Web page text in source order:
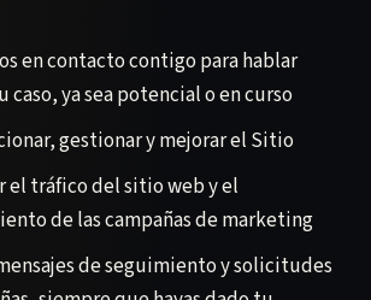
en contacto contigo para hablar
caso, ya sea potencial o en curso
gestionar y mejorar el Sitio
el tráfico del sitio web y el
de las campañas de marketing
de seguimiento y solicitudes